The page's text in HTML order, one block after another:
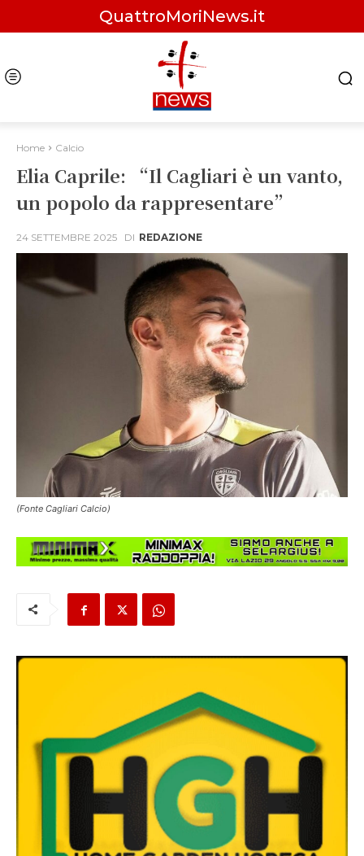
QuattroMoriNews.it
Home Calcio
Elia Caprile: “Il Cagliari è un vanto,
un popolo da rappresentare”
24 SETTEMBRE 2025 DI REDAZIONE
(Fonte Cagliari Calcio)